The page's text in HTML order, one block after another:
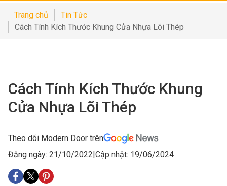
Trang chủ
Tin Tức
Cách Tính Kích Thước Khung Cửa Nhựa Lõi Thép
Cách Tính Kích Thước Khung
Cửa Nhựa Lõi Thép
Theo dõi Modern Door trên
Đăng ngày: 21/10/2022|Cập nhật: 19/06/2024